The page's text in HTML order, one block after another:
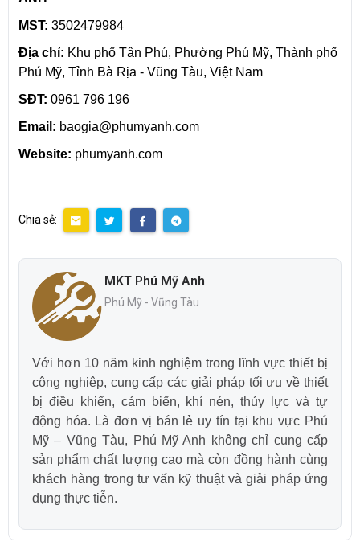
MST: 3502479984
Địa chỉ: Khu phố Tân Phú, Phường Phú Mỹ, Thành phố
Phú Mỹ, Tỉnh Bà Rịa - Vũng Tàu, Việt Nam
SĐT: 0961 796 196
Email: baogia@phumyanh.com
Website: phumyanh.com
Chia sẻ:
MKT Phú Mỹ Anh
Phú Mỹ - Vũng Tàu
Với hơn 10 năm kinh nghiệm trong lĩnh vực thiết bị
công nghiệp, cung cấp các giải pháp tối ưu về thiết
bị điều khiển, cảm biến, khí nén, thủy lực và tự
động hóa. Là đơn vị bán lẻ uy tín tại khu vực Phú
Mỹ – Vũng Tàu, Phú Mỹ Anh không chỉ cung cấp
sản phẩm chất lượng cao mà còn đồng hành cùng
khách hàng trong tư vấn kỹ thuật và giải pháp ứng
dụng thực tiễn.